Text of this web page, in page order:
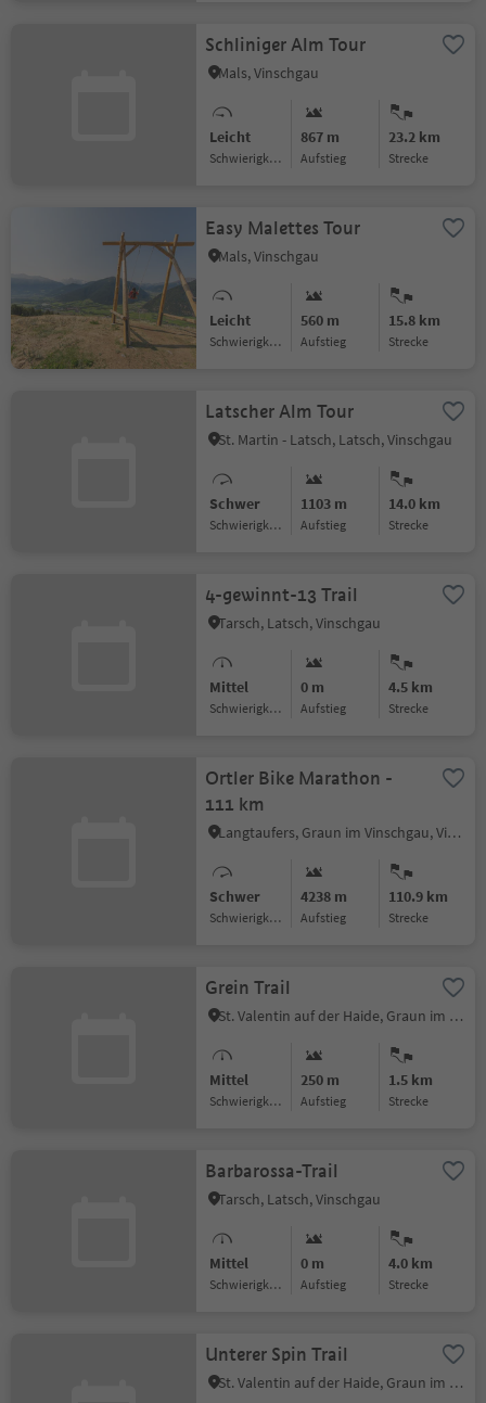
Schliniger Alm Tour
Mals, Vinschgau
Leicht
Schwierigkeitsgrad
867 m
Aufstieg
23.2 km
Strecke
Easy Malettes Tour
Mals, Vinschgau
Leicht
Schwierigkeitsgrad
560 m
Aufstieg
15.8 km
Strecke
Latscher Alm Tour
St. Martin - Latsch, Latsch, Vinschgau
Schwer
Schwierigkeitsgrad
1103 m
Aufstieg
14.0 km
Strecke
4-gewinnt-13 Trail
Tarsch, Latsch, Vinschgau
Mittel
Schwierigkeitsgrad
0 m
Aufstieg
4.5 km
Strecke
Ortler Bike Marathon -
111 km
Langtaufers, Graun im Vinschgau, Vinschgau
Schwer
Schwierigkeitsgrad
4238 m
Aufstieg
110.9 km
Strecke
Grein Trail
St. Valentin auf der Haide, Graun im Vinschgau, Vinschgau
Mittel
Schwierigkeitsgrad
250 m
Aufstieg
1.5 km
Strecke
Barbarossa-Trail
Tarsch, Latsch, Vinschgau
Mittel
Schwierigkeitsgrad
0 m
Aufstieg
4.0 km
Strecke
Unterer Spin Trail
St. Valentin auf der Haide, Graun im Vinschgau, Vinschgau